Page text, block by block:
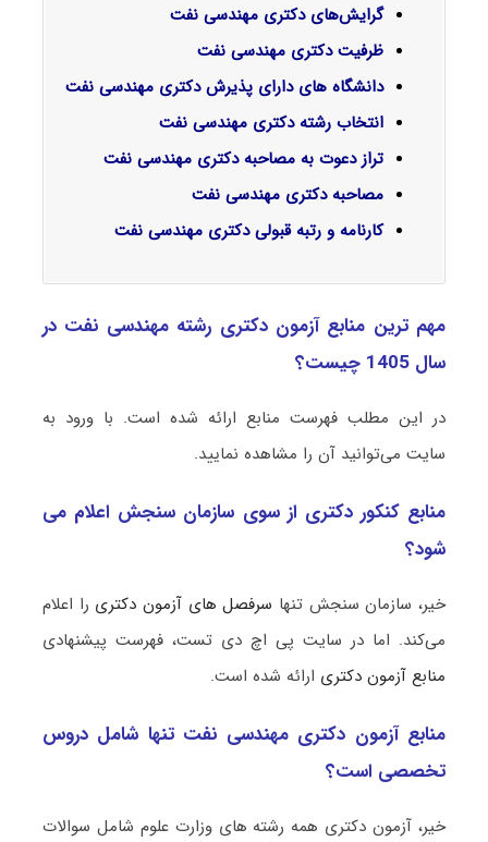
گرایش‌های دکتری مهندسی نفت
ظرفیت دکتری مهندسی نفت
دانشگاه های دارای پذیرش دکتری مهندسی نفت
انتخاب رشته دکتری مهندسی نفت
تراز دعوت به مصاحبه دکتری مهندسی نفت
مصاحبه دکتری مهندسی نفت
کارنامه و رتبه قبولی دکتری مهندسی نفت
مهم ترین منابع آزمون دکتری رشته مهندسی نفت در
سال 1405 چیست؟
در این مطلب فهرست منابع ارائه شده است. با ورود به
سایت می‌توانید آن را مشاهده نمایید.
منابع کنکور دکتری از سوی سازمان سنجش اعلام می
شود؟
خیر، سازمان سنجش تنها سرفصل های آزمون دکتری را اعلام
می‌کند. اما در سایت پی اچ دی تست، فهرست پیشنهادی
منابع آزمون دکتری ارائه شده است.
منابع آزمون دکتری مهندسی نفت تنها شامل دروس
تخصصی است؟
خیر، آزمون دکتری همه رشته های وزارت علوم شامل سوالات